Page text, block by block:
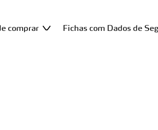
comprar Fichas com Dados de